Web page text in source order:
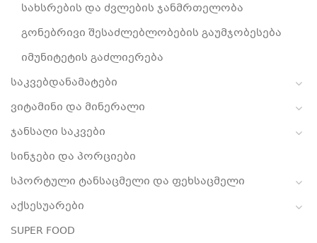
სახსრების და ძვლების ჯანმრთელობა
გონებრივი შესაძლებლობების გაუმჯობესება
იმუნიტეტის გაძლიერება
საკვებდანამატები
ვიტამინი და მინერალი
ჯანსაღი საკვები
სინჯები და პორციები
სპორტული ტანსაცმელი და ფეხსაცმელი
აქსესუარები
SUPER FOOD